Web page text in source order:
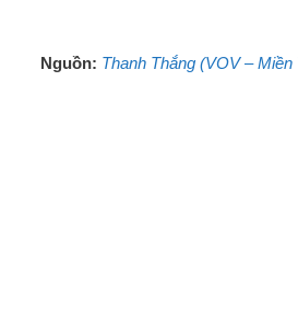
Nguồn: Thanh Thắng (VOV – Miền